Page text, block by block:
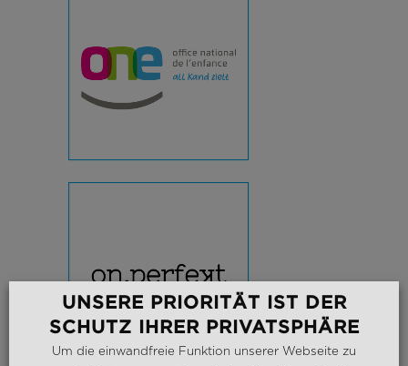
UNSERE PRIORITÄT IST DER
SCHUTZ IHRER PRIVATSPHÄRE
Um die einwandfreie Funktion unserer Webseite zu